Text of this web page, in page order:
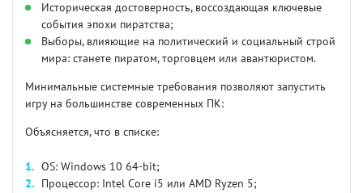
Историческая достоверность, воссоздающая ключевые
события эпохи пиратства;
Выборы, влияющие на политический и социальный строй
мира: станете пиратом, торговцем или авантюристом.
Минимальные системные требования позволяют запустить
игру на большинстве современных ПК:
Объясняется, что в списке:
OS: Windows 10 64-bit;
Процессор: Intel Core i5 или AMD Ryzen 5;